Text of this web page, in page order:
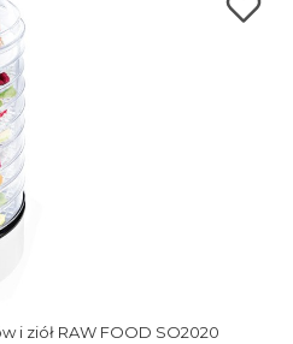
i ziół RAW FOOD SO2020